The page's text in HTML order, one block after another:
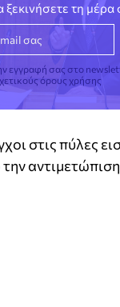
ξεκινήσετε τη μέρα
εγγραφή σας στο
όρους χρήσης
στις πύλες